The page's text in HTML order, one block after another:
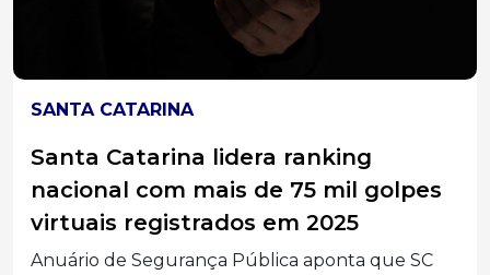
SANTA CATARINA
Santa Catarina lidera ranking
nacional com mais de 75 mil golpes
virtuais registrados em 2025
Anuário de Segurança Pública aponta que SC